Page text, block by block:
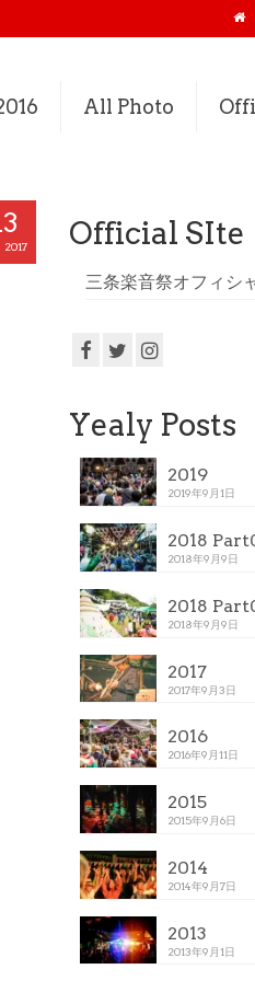
All Photo
2017 Official SIte
三条楽音祭オフィシ
Yealy Posts
2019
2019年9月1日
2018
2018年9月9日
2018
2018年9月9日
2017
2017年9月3日
2016
2016年9月11日
2015
2015年9月6日
2014
2014年9月7日
2013
2013年9月1日